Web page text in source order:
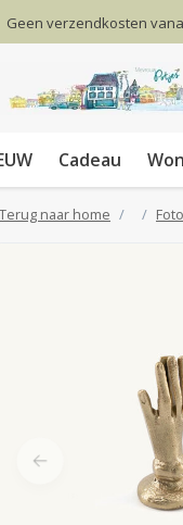
Geen verzendkosten
Cadeau
Terug naar home